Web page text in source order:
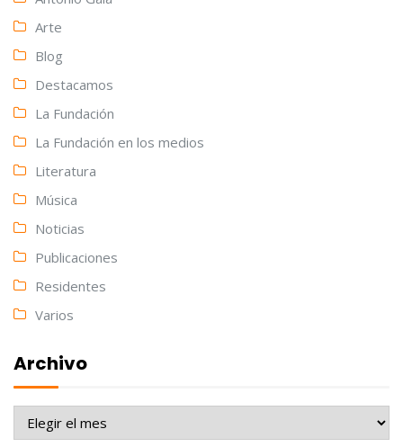
Arte
Blog
Destacamos
La Fundación
La Fundación en los medios
Literatura
Música
Noticias
Publicaciones
Residentes
Varios
Archivo
Archivo